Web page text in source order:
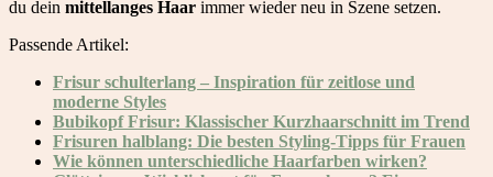
du dein mittellanges Haar immer wieder neu in Szene setzen.
Passende Artikel:
Frisur schulterlang – Inspiration für zeitlose und
moderne Styles
Bubikopf Frisur: Klassischer Kurzhaarschnitt im Trend
Frisuren halblang: Die besten Styling-Tipps für Frauen
Wie können unterschiedliche Haarfarben wirken?